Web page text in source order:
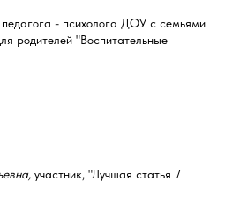
- психолога ДОУ с семьями
родителей "Воспитательные
участник, "Лучшая статья 7